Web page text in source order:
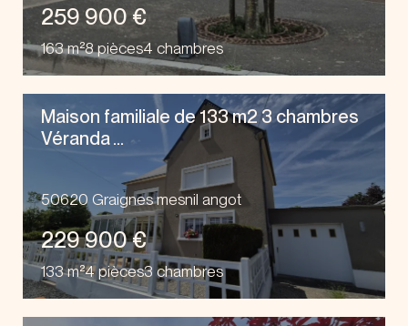
259 900 €
163 m²8 pièces4 chambres
Maison familiale de 133 m2 3 chambres
Véranda ...
50620 Graignes mesnil angot
229 900 €
133 m²4 pièces3 chambres